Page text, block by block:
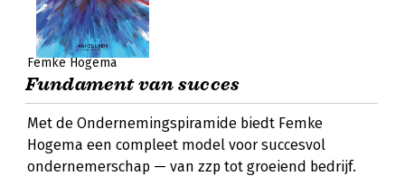
Femke Hogema
Fundament van succes
Met de Ondernemingspiramide biedt Femke
Hogema een compleet model voor succesvol
ondernemerschap — van zzp tot groeiend bedrijf.